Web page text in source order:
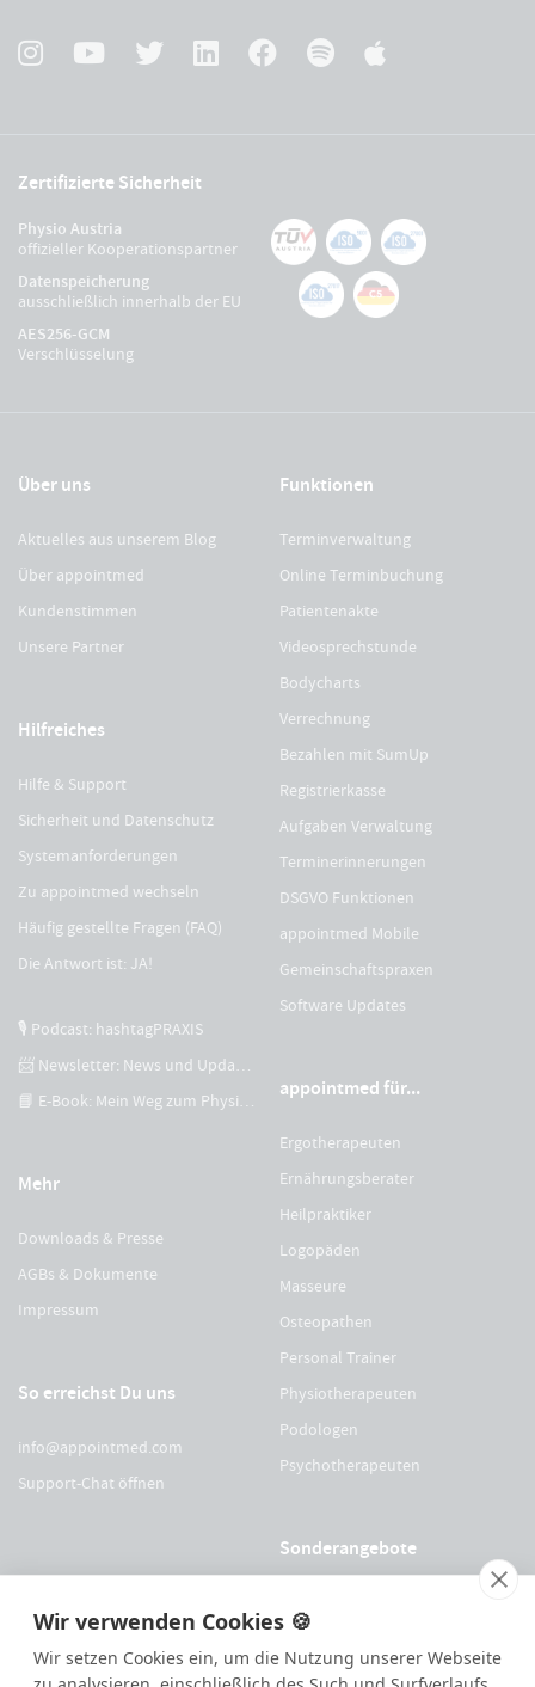
Wir verwenden Cookies 🍪
Wir setzen Cookies ein, um die Nutzung unserer Webseite
Zertifizierte Sicherheit
Physio Austria
offizieller Kooperationspartner
Datenspeicherung
ausschließlich innerhalb der EU
AES256-GCM
Verschlüsselung
Über uns
Aktuelles aus unserem Blog
Über appointmed
Kundenstimmen
Unsere Partner
Hilfreiches
Hilfe & Support
Sicherheit und Datenschutz
Systemanforderungen
Zu appointmed wechseln
Häufig gestellte Fragen (FAQ)
Die Antwort ist: JA!
🎙 Podcast: hashtagPRAXIS
📨 Newsletter: News und Updates
📘 E-Book: Mein Weg zum Physiotherapeuten
Mehr
Downloads & Presse
AGBs & Dokumente
Impressum
So erreichst Du uns
info@appointmed.com
Support-Chat öffnen
Funktionen
Terminverwaltung
Online Terminbuchung
Patientenakte
Videosprechstunde
Bodycharts
Verrechnung
Bezahlen mit SumUp
Registrierkasse
Aufgaben Verwaltung
Terminerinnerungen
DSGVO Funktionen
appointmed Mobile
Gemeinschaftspraxen
Software Updates
appointmed für...
Ergotherapeuten
Ernährungsberater
Heilpraktiker
Logopäden
Masseure
Osteopathen
Personal Trainer
Physiotherapeuten
Podologen
Psychotherapeuten
Sonderangebote
Für OEGO Mitglieder